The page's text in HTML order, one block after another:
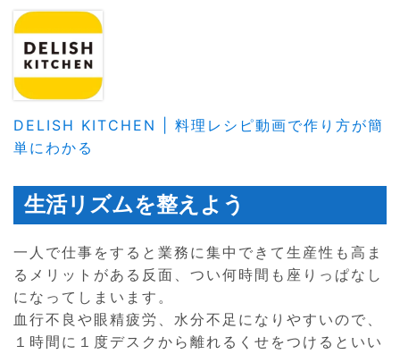
DELISH KITCHEN | 料理レシピ動画で作り方が簡
単にわかる
生活リズムを整えよう
一人で仕事をすると業務に集中できて生産性も高ま
るメリットがある反面、つい何時間も座りっぱなし
になってしまいます。
血行不良や眼精疲労、水分不足になりやすいので、
１時間に１度デスクから離れるくせをつけるといい